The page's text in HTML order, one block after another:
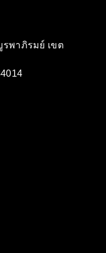
รพาภิรมย์ เขต